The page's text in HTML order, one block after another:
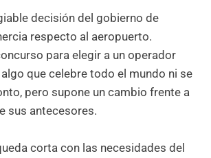
decisión del gobierno de
respecto al aeropuerto.
para elegir a un operador
que celebre todo el mundo ni se
pero supone un cambio frente a
sus antecesores.
corta con las necesidades del